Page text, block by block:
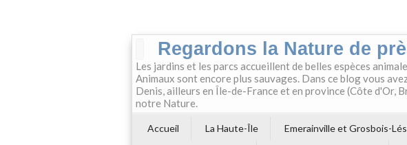
Regardons la Nature de
Les jardins et les parcs accueillent de belles espèces
Animaux sont encore plus sauvages. Dans ce blog vous
Denis, ailleurs en Île-de-France et en province (Côte d'Or,
notre Nature.
Accueil La Haute-Île Emerainville et Grosbois-